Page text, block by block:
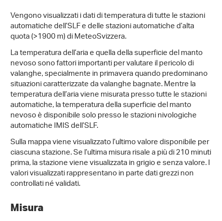
Vengono visualizzati i dati di temperatura di tutte le stazioni
automatiche dell’SLF e delle stazioni automatiche d’alta
quota (>1900 m) di MeteoSvizzera.
La temperatura dell’aria e quella della superficie del manto
nevoso sono fattori importanti per valutare il pericolo di
valanghe, specialmente in primavera quando predominano
situazioni caratterizzate da valanghe bagnate. Mentre la
temperatura dell’aria viene misurata presso tutte le stazioni
automatiche, la temperatura della superficie del manto
nevoso è disponibile solo presso le stazioni nivologiche
automatiche IMIS dell’SLF.
Sulla mappa viene visualizzato l’ultimo valore disponibile per
ciascuna stazione. Se l’ultima misura risale a più di 210 minuti
prima, la stazione viene visualizzata in grigio e senza valore. I
valori visualizzati rappresentano in parte dati grezzi non
controllati né validati.
Misura